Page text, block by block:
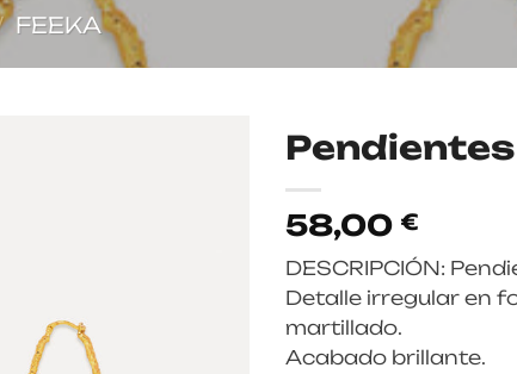
FEEKA
58,00 €
DESCRIPCIÓN:
Detalle irregular en
martillado.
Acabado brillante.